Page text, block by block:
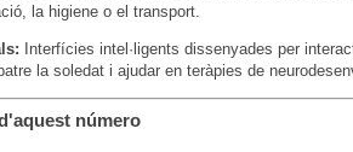
la higiene o el transport.
Interfícies intel·ligents dissenyades per
la soledat i ajudar en teràpies de
número